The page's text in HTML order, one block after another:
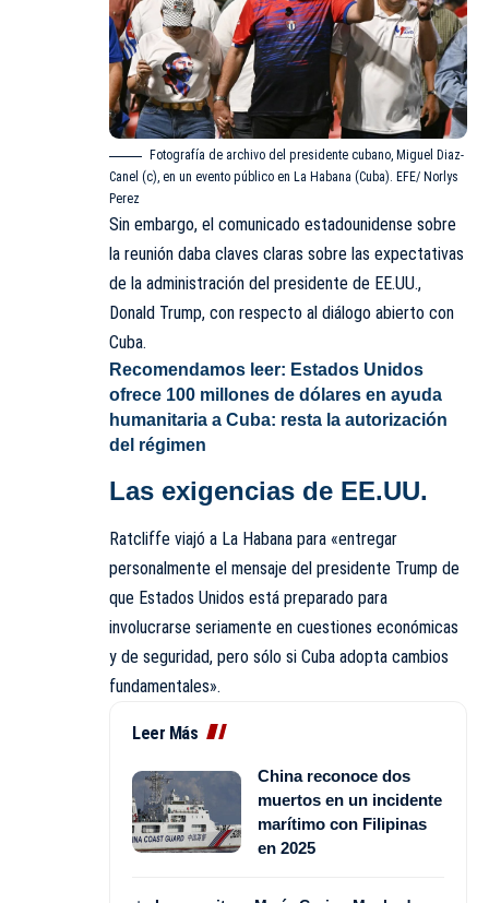
Fotografía de archivo del presidente cubano, Miguel Diaz-
Canel (c), en un evento público en La Habana (Cuba). EFE/ Norlys
Perez
Sin embargo, el comunicado estadounidense sobre
la reunión daba claves claras sobre las expectativas
de la administración del presidente de EE.UU.,
Donald Trump, con respecto al diálogo abierto con
Cuba.
Recomendamos leer: Estados Unidos
ofrece 100 millones de dólares en ayuda
humanitaria a Cuba: resta la autorización
del régimen
Las exigencias de EE.UU.
Ratcliffe viajó a La Habana para «entregar
personalmente el mensaje del presidente Trump de
que Estados Unidos está preparado para
involucrarse seriamente en cuestiones económicas
y de seguridad, pero sólo si Cuba adopta cambios
fundamentales».
Leer Más
China reconoce dos
muertos en un incidente
marítimo con Filipinas
en 2025